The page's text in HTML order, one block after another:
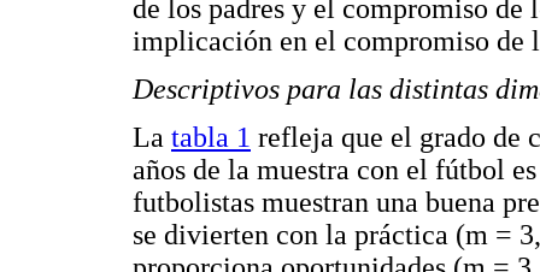
de los padres y el compromiso
implicación en el compromiso de
Descriptivos para las distintas
La tabla 1 refleja que el grado de
años de la muestra con el fútbol
futbolistas muestran una buena
se divierten con la práctica (m =